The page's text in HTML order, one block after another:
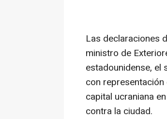
Las declaraciones
ministro de
estadounidense, el
con
capital ucraniana
contra la ciudad.